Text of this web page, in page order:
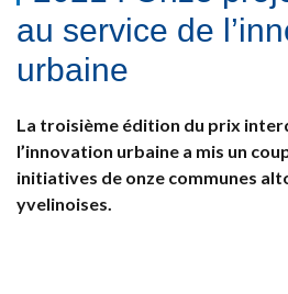
au service de
urbaine
La troisième édition du prix
l’innovation urbaine a mis un
initiatives de onze communes
yvelinoises.